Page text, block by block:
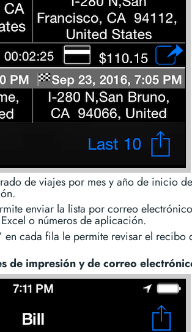
de viajes por mes y año de inicio
enviar la lista por correo
o números de aplicación.
en cada fila le permite revisar el recibo
de impresión y de correo